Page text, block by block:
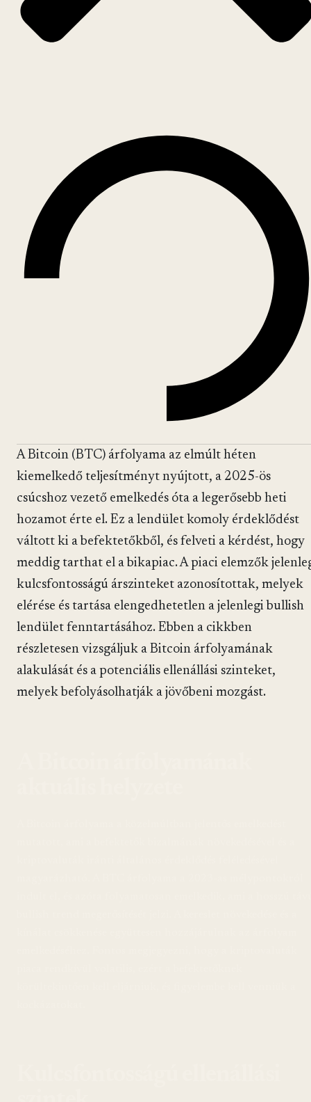
A Bitcoin (BTC) árfolyama az elmúlt héten
kiemelkedő teljesítményt nyújtott, a 2025-ös
csúcshoz vezető emelkedés óta a legerősebb heti
hozamot érte el. Ez a lendület komoly érdeklődést
váltott ki a befektetőkből, és felveti a kérdést, hogy
meddig tarthat el a bikapiac. A piaci elemzők
kulcsfontosságú árszinteket azonosítottak, melyek
elérése és tartása elengedhetetlen a jelenlegi bullish
lendület fenntartásához. Ebben a cikkben
részletesen vizsgáljuk a Bitcoin árfolyamának
alakulását és a potenciális ellenállási szinteket,
melyek befolyásolhatják a jövőbeni mozgást.